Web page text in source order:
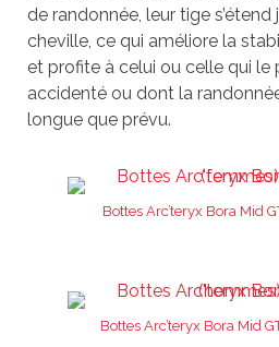
de randonnée, leur tige s’étend
cheville, ce qui améliore la
et profite à celui ou celle qui le
accidenté ou dont la
longue que prévu.
Bottes Arc’teryx Bora Mid
Bottes Arc’teryx Bora Mid